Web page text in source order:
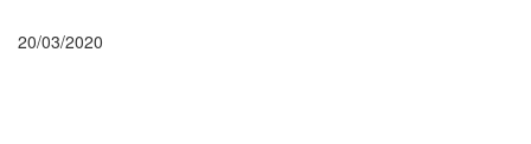
20/03/2020